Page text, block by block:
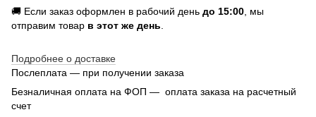
🚚 Если заказ оформлен в рабочий день до 15:00 , мы
отправим товар в этот же день
Подробнее о доставке
Послеплата — при получении заказа
Безналичная оплата на ФОП — оплата заказа на расчетный
счет